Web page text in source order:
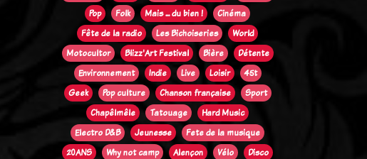
Pop
Folk Mais ... du bien !
Cinéma
Fête de la radio
Les Bichoiseries
World
Motocultor
Blizz'Art Festival Bière
Détente
Environnement
Indie Live Loisir
45t
Geek
Pop culture Chanson française
Sport
Chapêlmêle
Tatouage
Hard Music
Electro D&B
Jeunesse
Fete de la musique
20ANS
Why not camp Alençon Vélo
Disco